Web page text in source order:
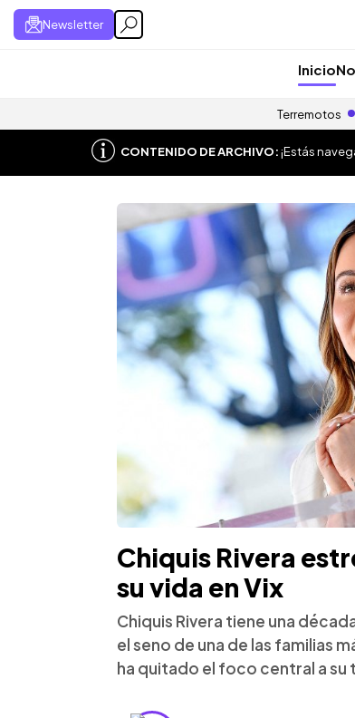
Newsletter
Inicio
Terremotos
CONTENIDO DE ARCHIVO:¡Estás
Chiquis Rivera
su vida en Vix
Chiquis Rivera tiene una
el seno de una de las familias
ha quitado el foco central a